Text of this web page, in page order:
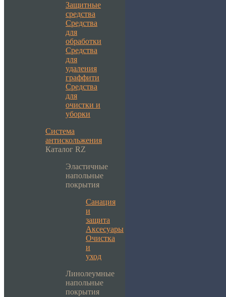
Защитные
средства
Средства
для
обработки
Средства
для
удаления
граффити
Средства
для
очистки и
уборки
Система
антискольжения
Каталог RZ
Эластичные
напольные
покрытия
Санация
и
защита
Аксесуары
Очистка
и
уход
Линолеумные
напольные
покрытия